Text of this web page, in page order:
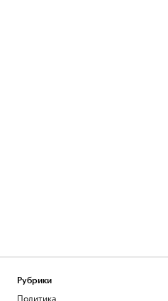
Рубрики
Политика